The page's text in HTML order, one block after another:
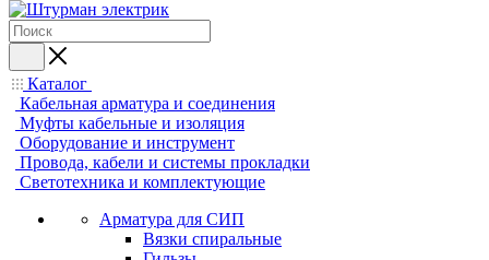
Каталог
Кабельная арматура и соединения
Муфты кабельные и изоляция
Оборудование и инструмент
Провода, кабели и системы прокладки
Светотехника и комплектующие
Арматура для СИП
Вязки спиральные